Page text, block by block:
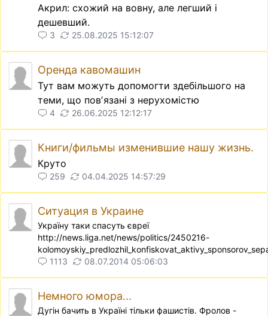
Акрил: схожий на вовну, але легший і
дешевший.
3 25.08.2025 15:12:07
Оренда кавомашин
Тут вам можуть допомогти здебільшого на
теми, що повʼязані з нерухомістю
4 26.06.2025 12:12:17
Книги/фильмы изменившие нашу жизнь.
Круто
259 04.04.2025 14:57:29
Ситуация в Украине
Україну таки спасуть євреї
http://news.liga.net/news/politics/2450216-
1113
08.07.2014 05:06:03
Немного юмора...
Дугiн бачить в Українi тiльки фашистiв. Фролов -